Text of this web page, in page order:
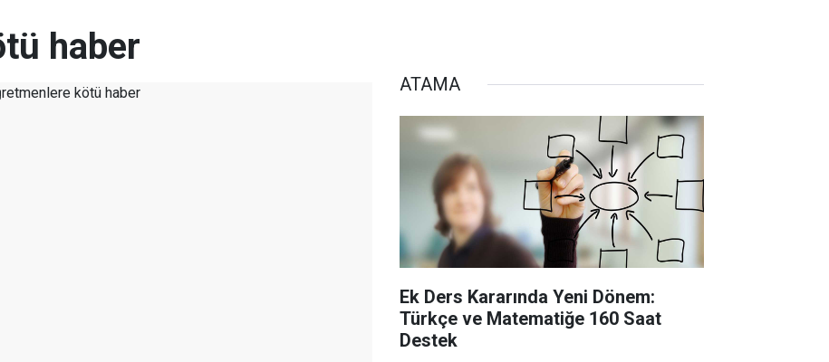
haber
ATAMA
Ek Ders Kararında Yeni Dönem:
Türkçe ve Matematiğe 160 Saat
Destek